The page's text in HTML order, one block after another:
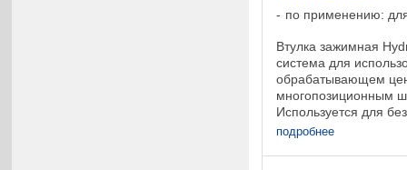
по применению:
Втулка зажимная
система для
обрабатывающем
многопозиционным
Используется для
фиксирования
WS. Данный вид ...
подробнее